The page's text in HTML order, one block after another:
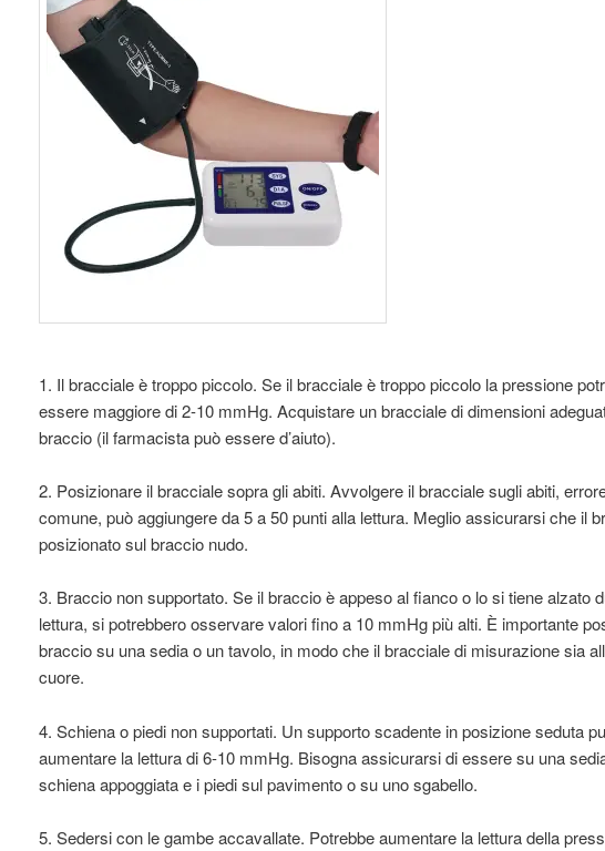
1. Il bracciale è troppo piccolo. Se il bracciale è troppo piccolo la pressione
essere maggiore di 2-10 mmHg. Acquistare un bracciale di dimensioni
braccio (il farmacista può essere d’aiuto).
2. Posizionare il bracciale sopra gli abiti. Avvolgere il bracciale sugli abiti,
comune, può aggiungere da 5 a 50 punti alla lettura. Meglio assicurarsi che il
posizionato sul braccio nudo.
3. Braccio non supportato. Se il braccio è appeso al fianco o lo si tiene alzato
lettura, si potrebbero osservare valori fino a 10 mmHg più alti. È importante
braccio su una sedia o un tavolo, in modo che il bracciale di misurazione sia
cuore.
4. Schiena o piedi non supportati. Un supporto scadente in posizione seduta
aumentare la lettura di 6-10 mmHg. Bisogna assicurarsi di essere su una
schiena appoggiata e i piedi sul pavimento o su uno sgabello.
5. Sedersi con le gambe accavallate. Potrebbe aumentare la lettura della